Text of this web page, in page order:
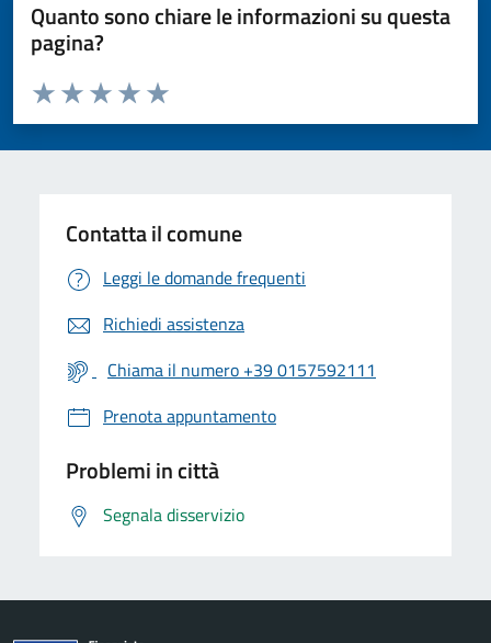
Quanto sono chiare le informazioni su questa
pagina?
Valuta da 1 a 5 stelle la pagina
Valuta 5 stelle su 5
Valuta 4 stelle su 5
Valuta 3 stelle su 5
Valuta 2 stelle su 5
Valuta 1 stelle su 5
Contatta il comune
Leggi le domande frequenti
Richiedi assistenza
Chiama il numero +39 0157592111
Prenota appuntamento
Problemi in città
Segnala disservizio